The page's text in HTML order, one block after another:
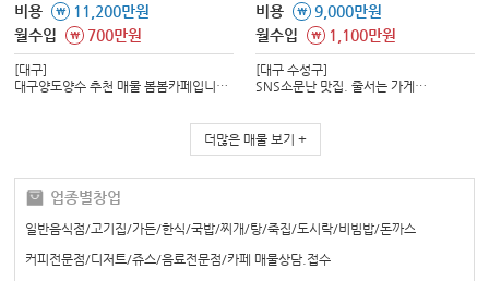
비용 \
11,200만원
월수입
\ 700만원
[대구]
대구양도양수 추천 매물 봄봄카페입니다.
비용 \ 9,000만원
월수입
\ 1,100만원
[대구 수성구]
SNS소문난 맛집. 줄서는 가게
더많은 매물 보기 +
업종별창업
일반음식점/고기집/가든/한식/국밥/찌개/탕/죽집/도시락/비빔밥/돈까스
커피전문점/디저트/쥬스/음료전문점/카페 매물상담.접수